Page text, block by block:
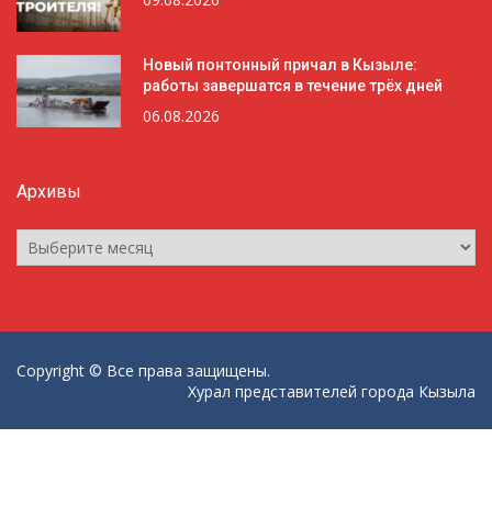
Новый понтонный причал в Кызыле:
работы завершатся в течение трёх дней
06.08.2026
Архивы
Архивы
Copyright © Все права защищены.
Хурал представителей города Кызыла